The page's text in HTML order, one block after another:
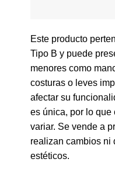
Este producto
Tipo B y puede
menores como
costuras o leves
afectar su
es única, por lo que
variar. Se vende a
realizan cambios ni
estéticos.